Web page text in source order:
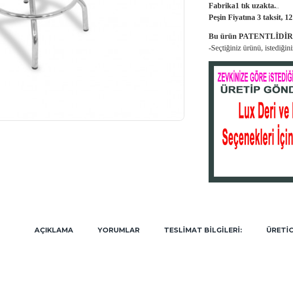
Fabrika1 tık uzakta...
Peşin Fiyatına 3 taksit,
Bu ürün PATENTLİDİR
-Seçtiğiniz ürünü,
AÇIKLAMA YORUMLAR TESLIMAT BILGILERI: